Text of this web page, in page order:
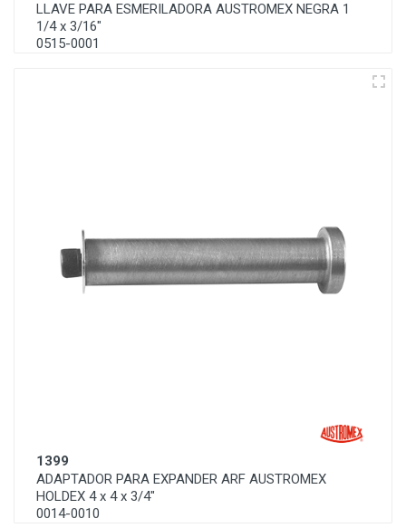
LLAVE PARA ESMERILADORA AUSTROMEX NEGRA 1
1/4 x 3/16"
0515-0001
1399
ADAPTADOR PARA EXPANDER ARF AUSTROMEX
HOLDEX 4 x 4 x 3/4"
0014-0010